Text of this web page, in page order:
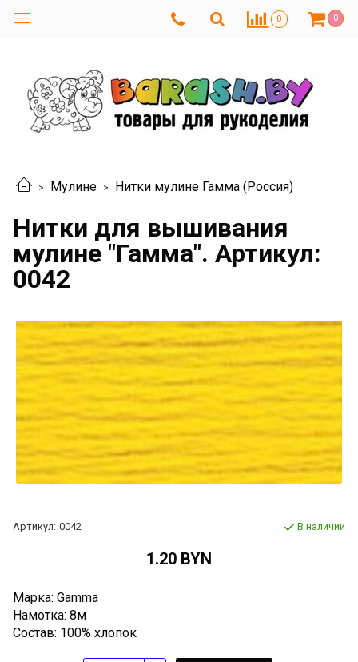
0 0
Мулине Нитки мулине Гамма (Россия)
Нитки для вышивания
мулине "Гамма". Артикул:
0042
Артикул: 0042 В наличии
1.20 BYN
Марка: Gamma
Намотка: 8м
Состав: 100% хлопок